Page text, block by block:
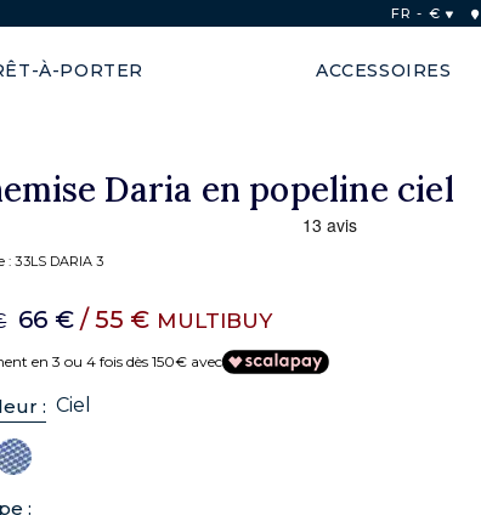
FR - €
À-PORTER ACCESSOIRES
Daria en popeline ciel
:33LS DARIA 3
66 €/ 55 € MULTIBUY
en 3 ou 4 fois dès 150€ avec
: Ciel
: